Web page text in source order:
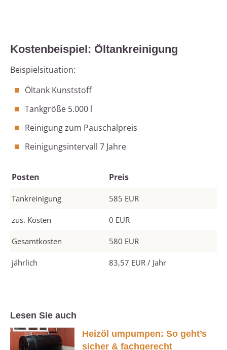
Kostenbeispiel: Öltankreinigung
Beispielsituation:
Öltank Kunststoff
Tankgröße 5.000 l
Reinigung zum Pauschalpreis
Reinigungsintervall 7 Jahre
Posten Preis
Tankreinigung 585 EUR
zus. Kosten 0 EUR
Gesamtkosten 580 EUR
jährlich 83,57 EUR / Jahr
Lesen Sie auch
Heizöl umpumpen: So geht’s
sicher & fachgerecht